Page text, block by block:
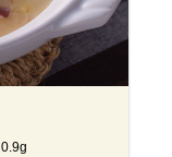
0.9g